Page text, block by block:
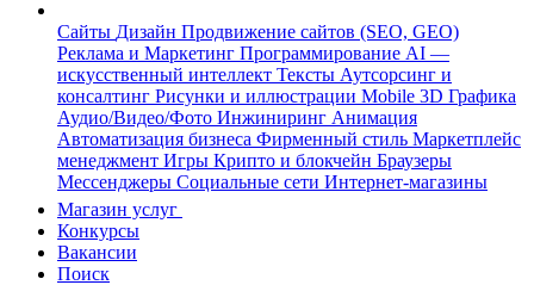
Сайты Дизайн Продвижение сайтов (SEO, GEO)
Реклама и Маркетинг Программирование AI —
искусственный интеллект Тексты Аутсорсинг и
консалтинг Рисунки и иллюстрации Mobile 3D Графика
Аудио/Видео/Фото Инжиниринг Анимация
Автоматизация бизнеса Фирменный стиль Маркетплейс
менеджмент Игры Крипто и блокчейн Браузеры
Мессенджеры Социальные сети Интернет-магазины
Магазин услуг
Конкурсы
Вакансии
Поиск